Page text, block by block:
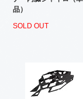
品）
SOLD OUT